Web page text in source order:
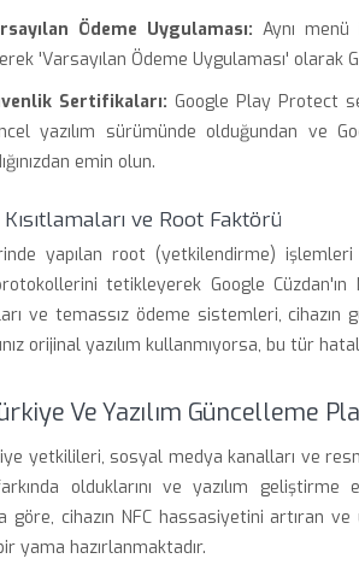
Ödeme Uygulaması: Aynı
'Varsayılan Ödeme Uygulaması' olarak
Sertifikaları: Google Play Protect
yazılım sürümünde olduğundan ve
emin olun.
ve Root Faktörü
yapılan root (yetkilendirme)
tetikleyerek Google Cüzdan'ın
ve temassız ödeme sistemleri,
orijinal yazılım kullanmıyorsa, bu tür
Ve Yazılım Güncelleme
yetkilileri, sosyal medya kanalları ve
olduklarını ve yazılım geliştirme
göre, cihazın NFC hassasiyetini artıran
yama hazırlanmaktadır.